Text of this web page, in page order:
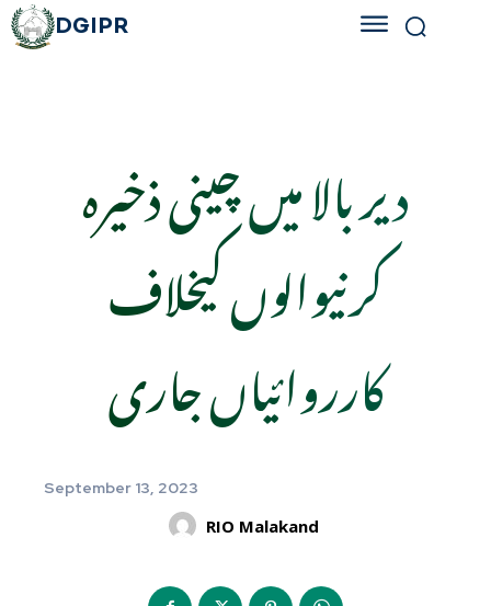
DGIPR
دیر بالا میں چینی ذخیرہ
کرنیوالوں کیخلاف
کارروائیاں جاری
September 13, 2023
RIO Malakand